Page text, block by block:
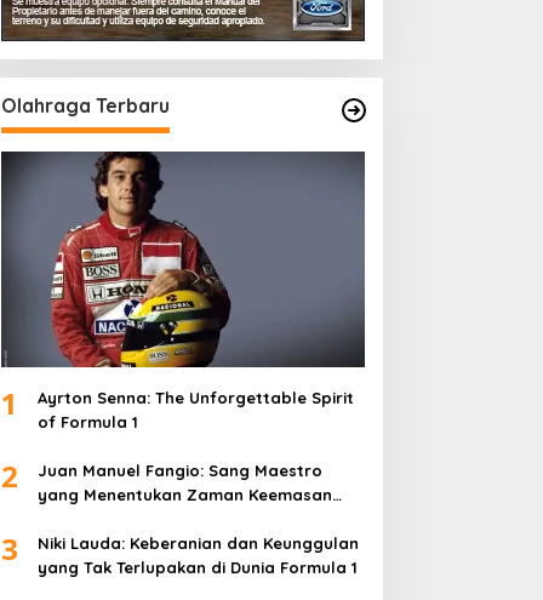
Olahraga Terbaru
1
Ayrton Senna: The Unforgettable Spirit
of Formula 1
2
Juan Manuel Fangio: Sang Maestro
yang Menentukan Zaman Keemasan
3
Niki Lauda: Keberanian dan Keunggulan
yang Tak Terlupakan di Dunia Formula 1